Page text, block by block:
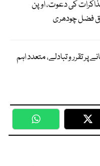
کی دعوت، اوپن
فضل چودھری
تقرر و تبادلے، متعدد اہم
WhatsApp